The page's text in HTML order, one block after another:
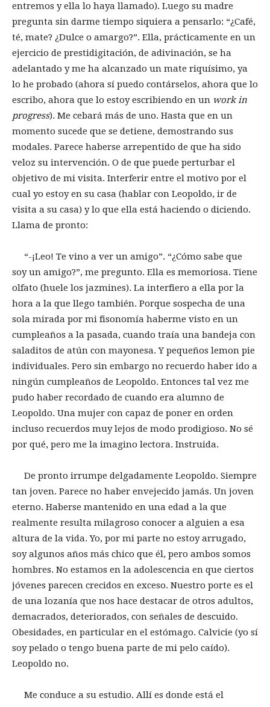
entremos y ella lo haya llamado). Luego su madre
pregunta sin darme tiempo siquiera a pensarlo: “¿Café,
té, mate? ¿Dulce o amargo?”. Ella, prácticamente en un
ejercicio de prestidigitación, de adivinación, se ha
adelantado y me ha alcanzado un mate riquísimo, ya
lo he probado (ahora sí puedo contárselos, ahora que lo
escribo, ahora que lo estoy escribiendo en un work in
progress). Me cebará más de uno. Hasta que en un
momento sucede que se detiene, demostrando sus
modales. Parece haberse arrepentido de que ha sido
veloz su intervención. O de que puede perturbar el
objetivo de mi visita. Interferir entre el motivo por el
cual yo estoy en su casa (hablar con Leopoldo, ir de
visita a su casa) y lo que ella está haciendo o diciendo.
Llama de pronto:
“-¡Leo! Te vino a ver un amigo”. “¿Cómo sabe que
soy un amigo?”, me pregunto. Ella es memoriosa. Tiene
olfato (huele los jazmines). La interfiero a ella por la
hora a la que llego también. Porque sospecha de una
sola mirada por mi fisonomía haberme visto en un
cumpleaños a la pasada, cuando traía una bandeja con
saladitos de atún con mayonesa. Y pequeños lemon pie
individuales. Pero sin embargo no recuerdo haber ido a
ningún cumpleaños de Leopoldo. Entonces tal vez me
pudo haber recordado de cuando era alumno de
Leopoldo. Una mujer con capaz de poner en orden
incluso recuerdos muy lejos de modo prodigioso. No sé
por qué, pero me la imagino lectora. Instruida.
De pronto irrumpe delgadamente Leopoldo. Siempre
tan joven. Parece no haber envejecido jamás. Un joven
eterno. Haberse mantenido en una edad a la que
realmente resulta milagroso conocer a alguien a esa
altura de la vida. Yo, por mi parte no estoy arrugado,
soy algunos años más chico que él, pero ambos somos
hombres. No estamos en la adolescencia en que ciertos
jóvenes parecen crecidos en exceso. Nuestro porte es el
de una lozanía que nos hace destacar de otros adultos,
demacrados, deteriorados, con señales de descuido.
Obesidades, en particular en el estómago. Calvicie (yo sí
soy pelado o tengo buena parte de mi pelo caído).
Leopoldo no.
Me conduce a su estudio. Allí es donde está el